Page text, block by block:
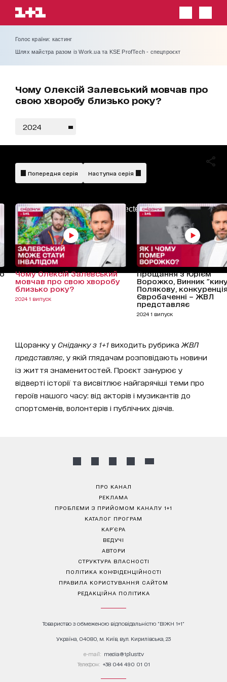
Голос країни: кастинг
Шлях майстра разом із Work.ua та KSE ProfTech - спецпроєкт
Чому Олексій Залевський мовчав про
свою хворобу близько року?
2024
AdBlockDetected!
Попередня серія Наступна серія
Чому Олексій Залевський
мовчав про свою хворобу
близько року?
2024 1 випуск
Прощання з Юрієм
Ворожко, Винник
Полякову,
Євробаченні – ЖВЛ
представляє
2024 1 випуск
Щоранку у Сніданку з 1+1 виходить рубрика ЖВЛ
представляє , у якій глядачам розповідають новини
із життя знаменитостей. Проєкт занурює у
відверті історії та висвітлює найгарячіші теми про
героїв нашого часу: від акторів і музикантів до
спортсменів, волонтерів і публічних діячів.
ПРО КАНАЛ
РЕКЛАМА
ПРОБЛЕМИ З ПРИЙОМОМ КАНАЛУ 1+1
КАТАЛОГ ПРОГРАМ
КАР’ЄРА
ВЕДУЧІ
АВТОРИ
СТРУКТУРА ВЛАСНОСТІ
ПОЛІТИКА КОНФІДЕНЦІЙНОСТІ
ПРАВИЛА КОРИСТУВАННЯ САЙТОМ
РЕДАКЦІЙНА ПОЛІТИКА
Товариство з обмеженою відповідальністю "ВІЖН 1+1"
Україна, 04080, м. Київ, вул. Кирилівська, 23
е-mail: media@1plus1.tv
Телефон: +38 044 490 01 01